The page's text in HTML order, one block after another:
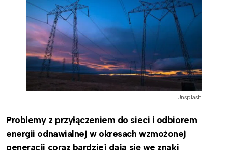
Unsplash
Problemy z przyłączeniem do sieci i odbiorem
energii odnawialnej w okresach wzmożonej
generacji coraz bardziej dają się we znaki